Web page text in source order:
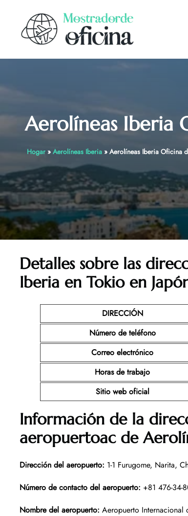
content
Aerolíneas Iberia
Hogar» Aerolíneas Iberia» Aerolíneas Iberia Oficina
Detalles sobre las
Iberia en Tokio en
DIRECCIÓN
Número de teléfono
Correo electrónico
Horas de trabajo
Sitio web oficial
Información de la
aeropuertoac de
Dirección del aeropuerto: 1-1 Furugome, Narita,
Número de contacto del aeropuerto: +81 476-34-
Nombre del aeropuerto: Aeropuerto Internacional